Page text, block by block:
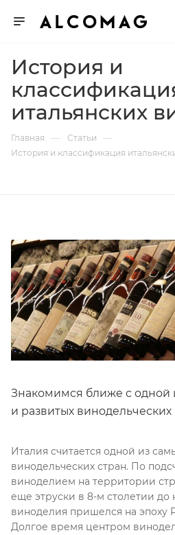
История и
итальянских
Главная — Статьи —
История и классификация
Знакомимся ближе с одной
и развитых винодельческих
Италия считается одной из
винодельческих стран. По
виноделием на территории
еще этруски в 8-м столетии до
виноделия пришелся на эпоху
Долгое время центром